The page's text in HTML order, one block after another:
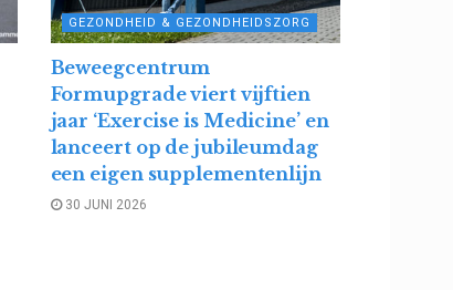
GEZONDHEID & GEZONDHEIDSZORG
Beweegcentrum
Formupgrade viert vijftien
jaar ‘Exercise is Medicine’ en
lanceert op de jubileumdag
een eigen supplementenlijn
30 JUNI 2026